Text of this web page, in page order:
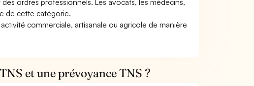
ordres professionnels. Les avocats, les médecins,
de cette catégorie.
commerciale, artisanale ou agricole de manière
et une prévoyance TNS ?